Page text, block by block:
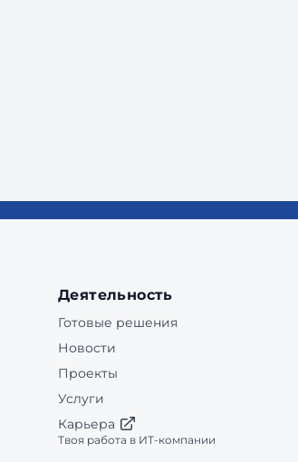
Деятельность
Готовые решения
Новости
Проекты
Услуги
Карьера
Твоя работа в ИТ-компании